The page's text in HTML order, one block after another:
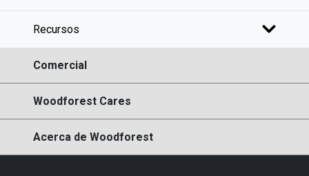
Recursos
Comercial
Woodforest Cares
Acerca de Woodforest